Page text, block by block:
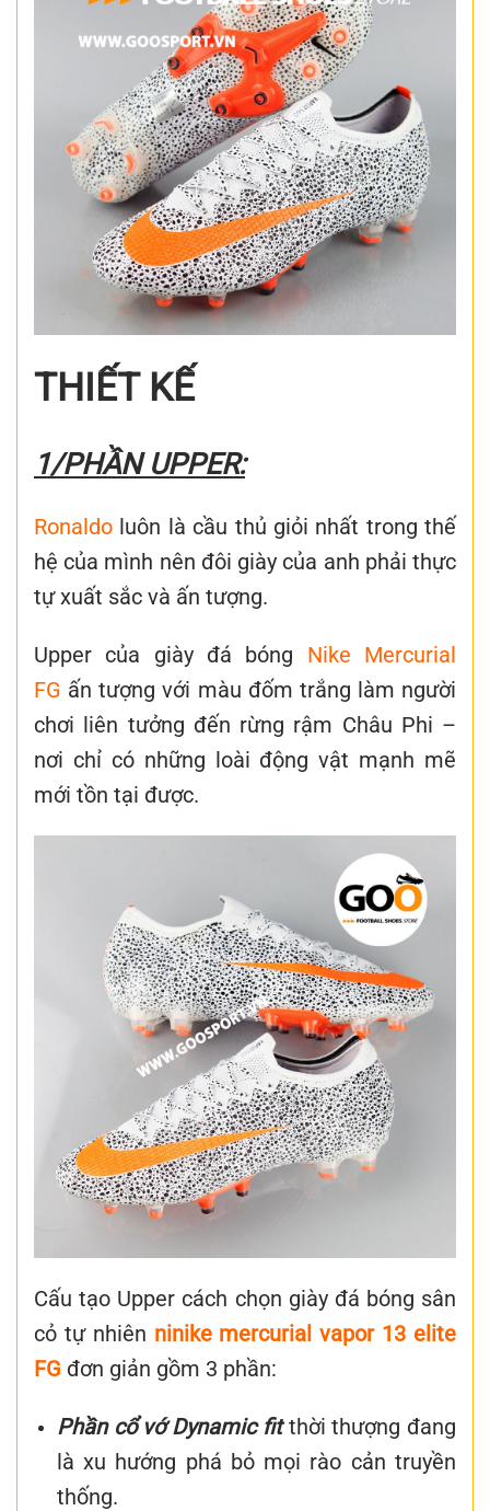
THIẾT KẾ
1/PHẦN UPPER:
Ronaldo luôn là cầu thủ giỏi nhất trong thế
hệ của mình nên đôi giày của anh phải thực
tự xuất sắc và ấn tượng.
Upper của giày đá bóng Nike Mercurial
FG ấn tượng với màu đốm trắng làm người
chơi liên tưởng đến rừng rậm Châu Phi –
nơi chỉ có những loài động vật mạnh mẽ
mới tồn tại được.
Cấu tạo Upper cách chọn giày đá bóng sân
cỏ tự nhiên ninike mercurial vapor 13 elite
FG đơn giản gồm 3 phần:
Phần cổ vớ Dynamic fitthời thượng đang
là xu hướng phá bỏ mọi rào cản truyền
thống.